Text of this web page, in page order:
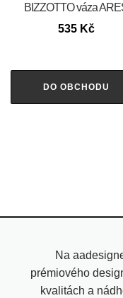
BIZZOTTO váza
535 Kč
DO OBCHODU
Na
prémiového
kvalitách a